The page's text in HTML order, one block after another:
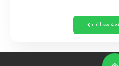
مقالات